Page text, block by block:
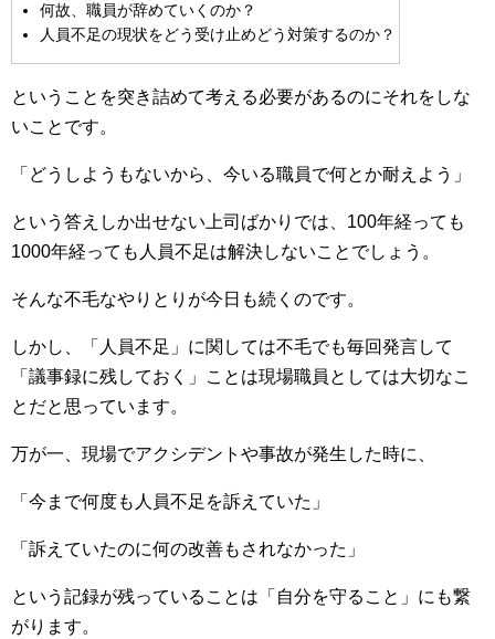
何故、職員が辞めていくのか？
人員不足の現状をどう受け止めどう対策するのか？
ということを突き詰めて考える必要があるのにそれをしな
いことです。
「どうしようもないから、今いる職員で何とか耐えよう」
という答えしか出せない上司ばかりでは、100年経っても
1000年経っても人員不足は解決しないことでしょう。
そんな不毛なやりとりが今日も続くのです。
しかし、「人員不足」に関しては不毛でも毎回発言して
「議事録に残しておく」ことは現場職員としては大切なこ
とだと思っています。
万が一、現場でアクシデントや事故が発生した時に、
「今まで何度も人員不足を訴えていた」
「訴えていたのに何の改善もされなかった」
という記録が残っていることは「自分を守ること」にも繋
がります。